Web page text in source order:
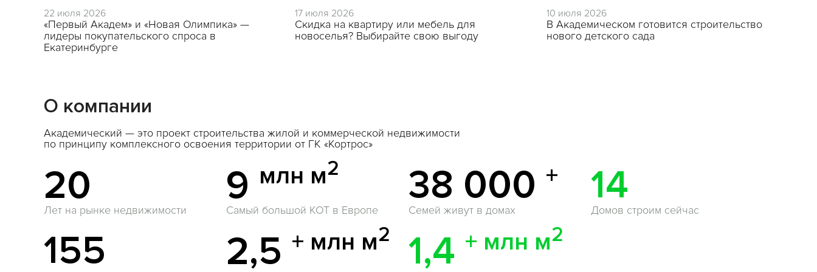
22 июля 2026
«Первый Академ» и «Новая Олимпика» —
лидеры покупательского спроса в
Екатеринбурге
17 июля 2026
Скидка на квартиру или мебель для
новоселья? Выбирайте свою выгоду
10 июля 2026
В Академическом готовится строительство
нового детского сада
О компании
Академический — это проект строительства жилой и коммерческой недвижимости
по принципу комплексного освоения территории от ГК «Кортрос»
20
Лет на рынке недвижимости
9 млн м2
Самый большой КОТ в Европе
38 000 +
Семей живут в домах
14
Домов строим сейчас
155 2,5 + млн м2 1,4 + млн м2